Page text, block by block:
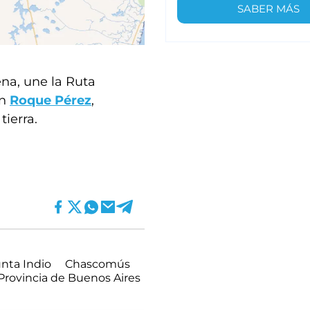
une la Ruta
Roque Pérez,
Indio
Chascomús
de Buenos Aires
SABER MÁS